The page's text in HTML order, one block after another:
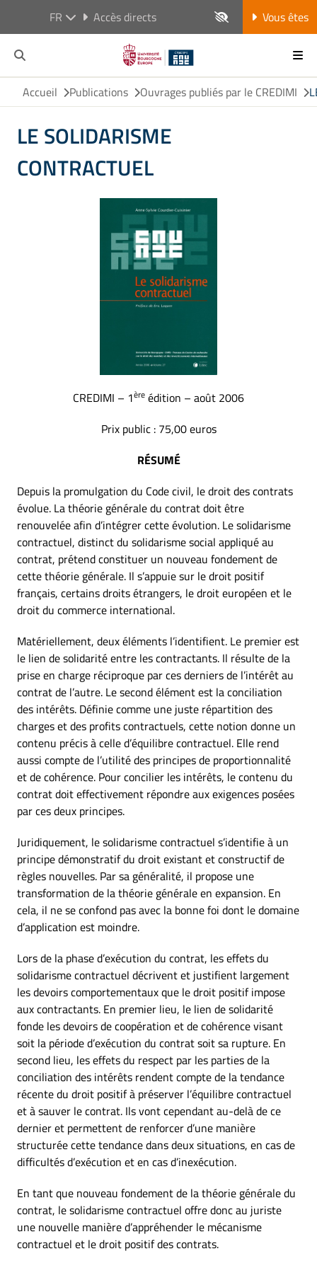
FR Accès directs Vous êtes
Accueil Publications Ouvrages publiés par le CREDIMI
LE SOLIDARISME
CONTRACTUEL
CREDIMI – 1ère édition – août 2006
Prix public : 75,00 euros
RÉSUMÉ
Depuis la promulgation du Code civil, le droit des contrats
évolue. La théorie générale du contrat doit être
renouvelée afin d’intégrer cette évolution. Le solidarisme
contractuel, distinct du solidarisme social appliqué au
contrat, prétend constituer un nouveau fondement de
cette théorie générale. Il s’appuie sur le droit positif
français, certains droits étrangers, le droit européen et le
droit du commerce international.
Matériellement, deux éléments l’identifient. Le premier est
le lien de solidarité entre les contractants. Il résulte de la
prise en charge réciproque par ces derniers de l’intérêt au
contrat de l’autre. Le second élément est la conciliation
des intérêts. Définie comme une juste répartition des
charges et des profits contractuels, cette notion donne un
contenu précis à celle d’équilibre contractuel. Elle rend
aussi compte de l’utilité des principes de proportionnalité
et de cohérence. Pour concilier les intérêts, le contenu du
contrat doit effectivement répondre aux exigences posées
par ces deux principes.
Juridiquement, le solidarisme contractuel s’identifie à un
principe démonstratif du droit existant et constructif de
règles nouvelles. Par sa généralité, il propose une
transformation de la théorie générale en expansion. En
cela, il ne se confond pas avec la bonne foi dont le domaine
d’application est moindre.
Lors de la phase d’exécution du contrat, les effets du
solidarisme contractuel décrivent et justifient largement
les devoirs comportementaux que le droit positif impose
aux contractants. En premier lieu, le lien de solidarité
fonde les devoirs de coopération et de cohérence visant
soit la période d’exécution du contrat soit sa rupture. En
second lieu, les effets du respect par les parties de la
conciliation des intérêts rendent compte de la tendance
récente du droit positif à préserver l’équilibre contractuel
et à sauver le contrat. Ils vont cependant au-delà de ce
dernier et permettent de renforcer d’une manière
structurée cette tendance dans deux situations, en cas de
difficultés d’exécution et en cas d’inexécution.
En tant que nouveau fondement de la théorie générale du
contrat, le solidarisme contractuel offre donc au juriste
une nouvelle manière d’appréhender le mécanisme
contractuel et le droit positif des contrats.